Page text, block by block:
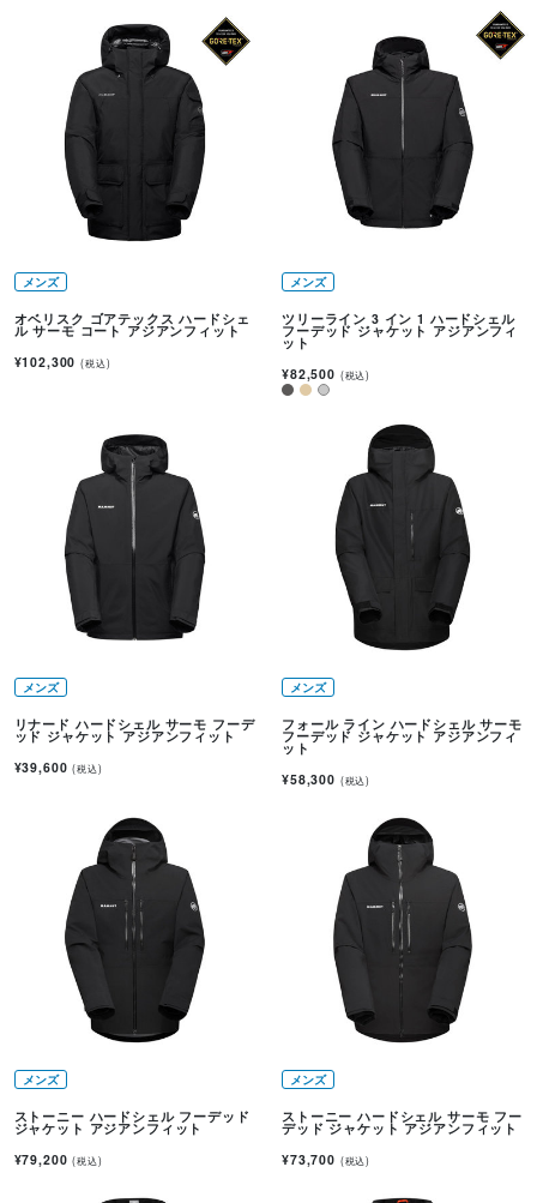
メンズ
オベリスク ゴアテックス ハードシェ
ル サーモ コート アジアンフィット
¥102,300(税込)
メンズ
ツリーライン 3 イン 1 ハードシェル
フーデッド ジャケット アジアンフィ
ット
¥82,500 (税込)
メンズ
リナード ハードシェル サーモ フーデ
ッド ジャケット アジアンフィット
¥39,600(税込)
メンズ
フォール ライン ハードシェル サーモ
フーデッド ジャケット アジアンフィ
ット
¥58,300 (税込)
メンズ
ストーニー ハードシェル フーデッド
ジャケット アジアンフィット
¥79,200(税込)
メンズ
ストーニー ハードシェル サーモ フー
デッド ジャケット アジアンフィット
¥73,700 (税込)